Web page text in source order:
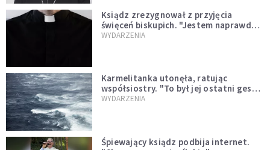
Ksiądz zrezygnował z przyjęcia
święceń biskupich. "Jestem naprawdę
niegodny"
WYDARZENIA
Karmelitanka utonęła, ratując
współsiostry. "To był jej ostatni gest
miłości"
WYDARZENIA
Śpiewający ksiądz podbija internet.